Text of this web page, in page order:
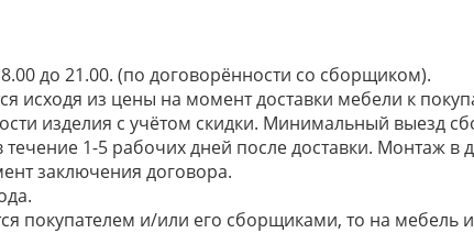
до 21.00. (по договорённости со сборщиком).
исходя из цены на момент доставки мебели к
изделия с учётом скидки. Минимальный выезд
1-5 рабочих дней после доставки. Монтаж в
заключения договора.
покупателем и/или его сборщиками, то на мебель